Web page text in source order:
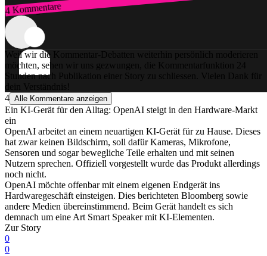
4 Kommentare
Zum Login
Weil wir die Kommentar-Debatten weiterhin persönlich moderieren
möchten, sehen wir uns gezwungen, die Kommentarfunktion 24
Stunden nach Publikation einer Story zu schliessen. Vielen Dank für
dein Verständnis!
4 Alle Kommentare anzeigen
Ein KI-Gerät für den Alltag: OpenAI steigt in den Hardware-Markt
ein
OpenAI arbeitet an einem neuartigen KI-Gerät für zu Hause. Dieses
hat zwar keinen Bildschirm, soll dafür Kameras, Mikrofone,
Sensoren und sogar bewegliche Teile erhalten und mit seinen
Nutzern sprechen. Offiziell vorgestellt wurde das Produkt allerdings
noch nicht.
OpenAI möchte offenbar mit einem eigenen Endgerät ins
Hardwaregeschäft einsteigen. Dies berichteten Bloomberg sowie
andere Medien übereinstimmend. Beim Gerät handelt es sich
demnach um eine Art Smart Speaker mit KI-Elementen.
Zur Story
0
0